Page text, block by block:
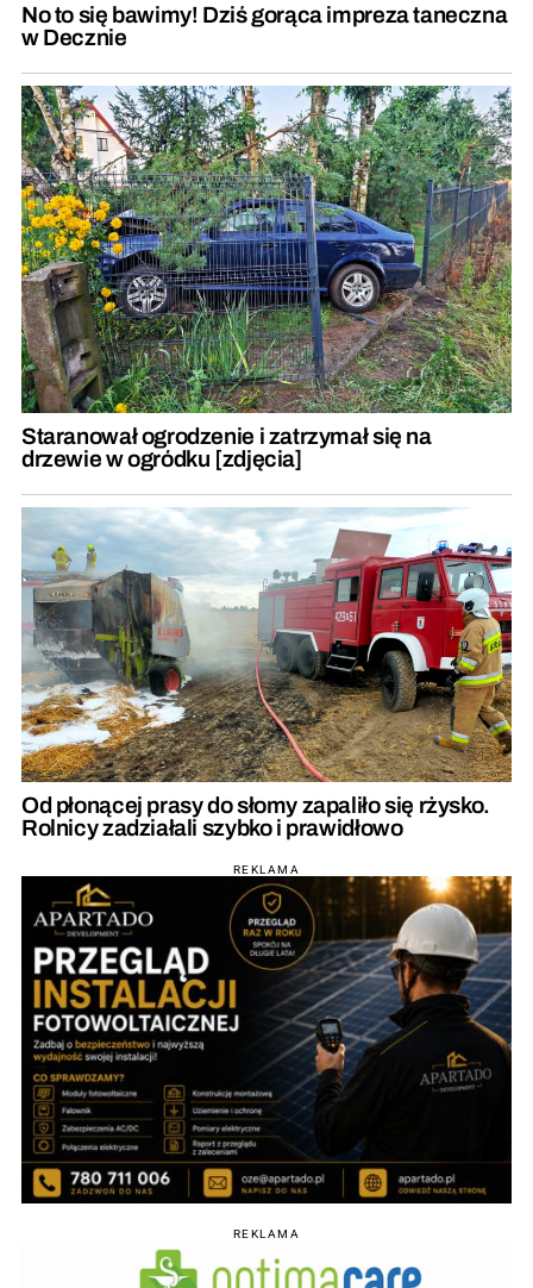
No to się bawimy! Dziś gorąca impreza taneczna
w Decznie
Staranował ogrodzenie i zatrzymał się na
drzewie w ogródku [zdjęcia]
Od płonącej prasy do słomy zapaliło się rżysko.
Rolnicy zadziałali szybko i prawidłowo
REKLAMA
REKLAMA